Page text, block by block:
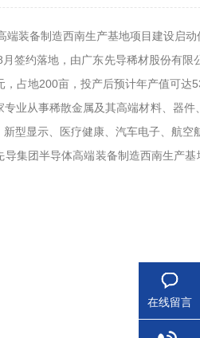
端装备制造西南生产基地项目建设启
签约落地，由广东先导稀材股份有
，占地200亩，投产后预计年产值可
业从事稀散金属及其高端材料、器
型显示、医疗健康、汽车电子、航
集团半导体高端装备制造西南生产
在线留言